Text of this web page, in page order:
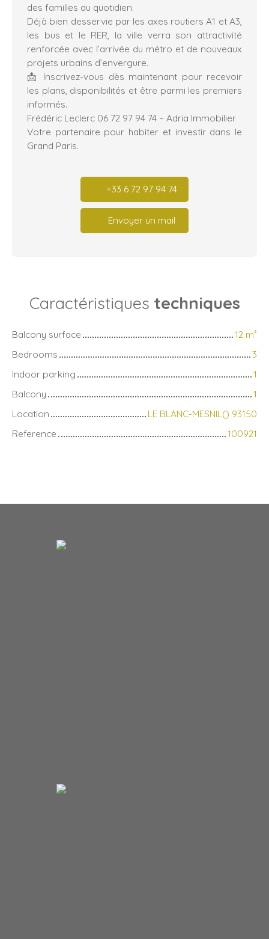
des familles au quotidien.
Déjà bien desservie par les axes routiers A1 et A3,
les bus et le RER, la ville verra son attractivité
renforcée avec l’arrivée du métro et de nouveaux
projets urbains d’envergure.
📩 Inscrivez-vous dès maintenant pour recevoir
les plans, disponibilités et être parmi les premiers
informés.
Frédéric Leclerc 06 72 97 94 74 – Adria Immobilier
Votre partenaire pour habiter et investir dans le
Grand Paris.
+33 6 72 97 94 74
Envoyer un mail
Caractéristiques techniques
Balcony surface 12 m²
Bedrooms
3
Indoor parking
1
Balcony
1
Location
LE BLANC-MESNIL() 93150
Reference
100921